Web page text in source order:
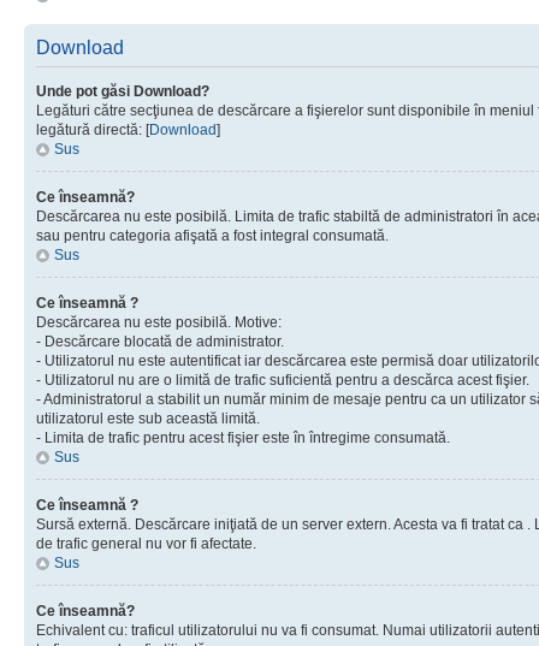
Download
Unde pot găsi Download?
Legături către secţiunea de descărcare a fişierelor sunt disponibile în
legătură directă: [Download]
Sus
Ce înseamnă?
Descărcarea nu este posibilă. Limita de trafic stabiltă de administratori în
sau pentru categoria afişată a fost integral consumată.
Sus
Ce înseamnă ?
Descărcarea nu este posibilă. Motive:
- Descărcare blocată de administrator.
- Utilizatorul nu este autentificat iar descărcarea este permisă doar
- Utilizatorul nu are o limită de trafic suficientă pentru a descărca acest fişier.
- Administratorul a stabilit un număr minim de mesaje pentru ca un utilizator
utilizatorul este sub această limită.
- Limita de trafic pentru acest fişier este în întregime consumată.
Sus
Ce înseamnă ?
Sursă externă. Descărcare iniţiată de un server extern. Acesta va fi tratat ca
de trafic general nu vor fi afectate.
Sus
Ce înseamnă?
Echivalent cu: traficul utilizatorului nu va fi consumat. Numai utilizatorii